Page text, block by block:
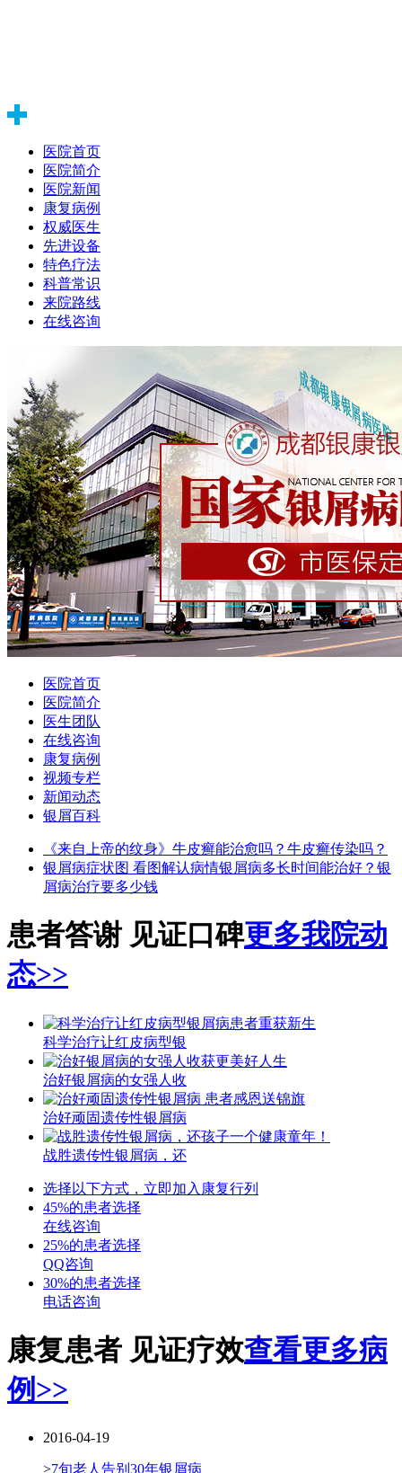
医院首页
医院简介
医院新闻
康复病例
权威医生
先进设备
特色疗法
科普常识
来院路线
在线咨询
医院首页
医院简介
医生团队
在线咨询
康复病例
视频专栏
新闻动态
银屑百科
《来自上帝的纹身》 牛皮癣能治愈吗？ 牛皮癣传染吗？
银屑病症状图 看图解认病情银屑病多长时间能治好？ 银
屑病治疗要多少钱
患者答谢 见证口碑更多我院动
态>>
科学治疗让红皮病型银
治好银屑病的女强人收
治好顽固遗传性银屑病
战胜遗传性银屑病，还
选择以下方式，立即加入康复行列
45%的患者选择
在线咨询
25%的患者选择
QQ咨询
30%的患者选择
电话咨询
康复患者 见证疗效查看更多病
例>>
2016-04-19
>7旬老人告别30年银屑病